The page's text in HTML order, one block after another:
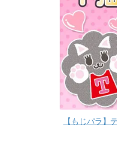
【もじパラ】